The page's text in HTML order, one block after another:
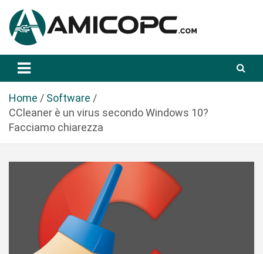
a
Amicopc.com
Home
Software
CCleaner è un virus secondo Windows 10?
Facciamo chiarezza